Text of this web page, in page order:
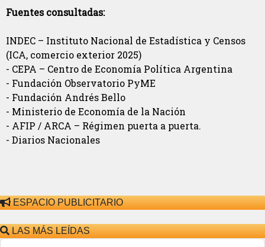
Fuentes consultadas:
INDEC – Instituto Nacional de Estadística y Censos
(ICA, comercio exterior 2025)
- CEPA – Centro de Economía Política Argentina
- Fundación Observatorio PyME
- Fundación Andrés Bello
- Ministerio de Economía de la Nación
- AFIP / ARCA – Régimen puerta a puerta.
- Diarios Nacionales
ESPACIO PUBLICITARIO
LAS MÁS LEÍDAS